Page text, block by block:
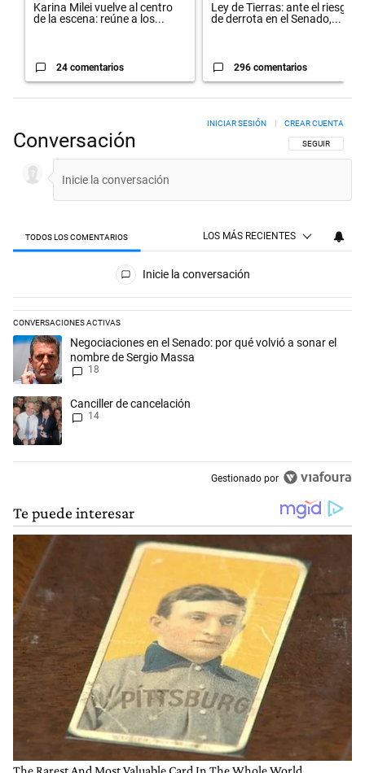
Karina Milei vuelve al centro
de la escena: reúne a los...
24 comentarios
Ley de Tierras: ante el riesgo
de derrota en el Senado,...
296 comentarios
Conversación SIGA ESTA
SEGUIR
INICIAR SESIÓN CREAR CUENTA
TODOS LOS COMENTARIOS LOS MÁS RECIENTES
Todos los comentarios
Inicie la conversación
CONVERSACIONES ACTIVAS
Este listado muestra los artículos con más comentarios en los
Un artículo de tendencia con el título "Negociaciones en el Senado:
Negociaciones en el Senado: por qué volvió a sonar el
nombre de Sergio Massa
18
Un artículo de tendencia con el título "Canciller de cancelación" con
Canciller de cancelación
14
Gestionado por